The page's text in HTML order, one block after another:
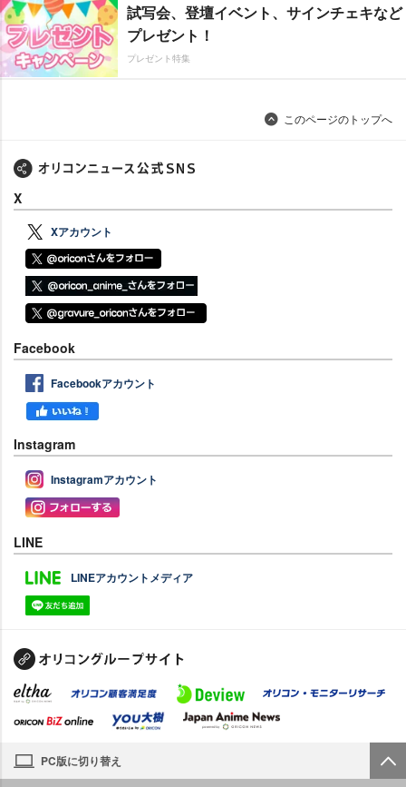
試写会、登壇イベント、サインチェキなど
プレゼント！
プレゼント特集
このページのトップへ
X
Xアカウント
Facebook
Facebookアカウント
Instagram
Instagramアカウント
LINE
LINEアカウントメディア
PC版に切り替え